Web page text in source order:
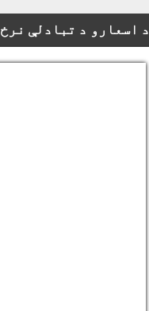
د اسعارو د تبادلې نرخ